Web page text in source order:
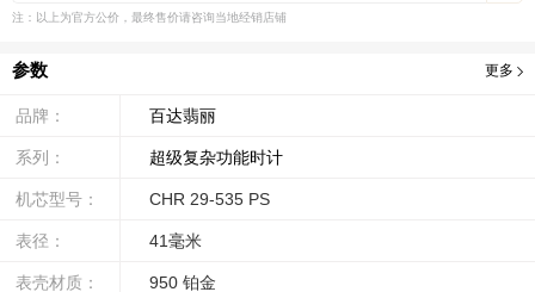
注：以上为官方公价，最终售价请咨询当地经销店铺
参数 更多
品牌： 百达翡丽
系列： 超级复杂功能时计
机芯型号： CHR 29-535 PS
表径： 41毫米
表壳材质： 950 铂金